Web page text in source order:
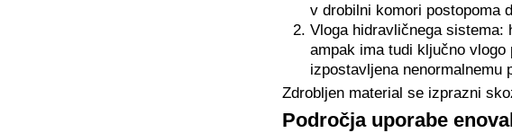
v drobilni komori postopoma
Vloga hidravličnega
ampak ima tudi ključno
izpostavljena nenormalnemu
Zdrobljen material se izprazni
Področja uporabe